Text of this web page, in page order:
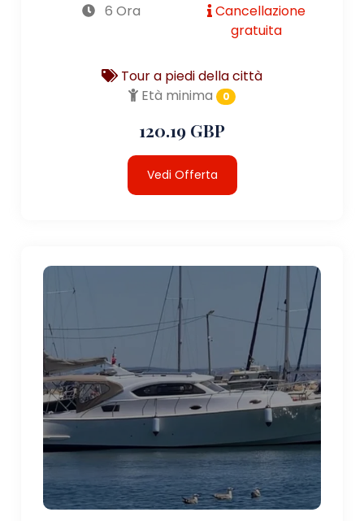
6 Ora
Cancellazione
gratuita
Tour a piedi della città
Età minima
0
120.19 GBP
Vedi Offerta